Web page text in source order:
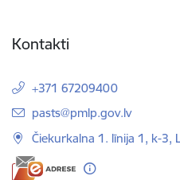
Kontakti
+371 67209400
E-pasts:
pasts@pmlp.gov.lv
Čiekurkalna 1. līnija 1, k-3,